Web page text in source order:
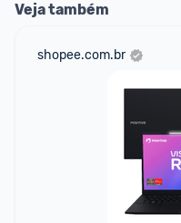
Veja também
shopee.com.br